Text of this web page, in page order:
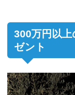
300万円以
ゼント